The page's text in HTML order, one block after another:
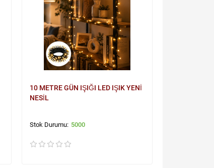
10 METRE GÜN IŞIĞI LED IŞIK YENİ
NESİL
5000